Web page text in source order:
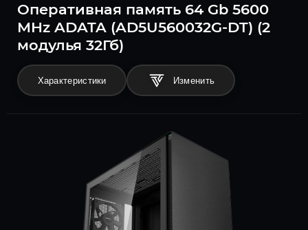
Оперативная память 64 Gb 5600
MHz ADATA (AD5U560032G-DT) (2
модулья 32Гб)
Характеристики